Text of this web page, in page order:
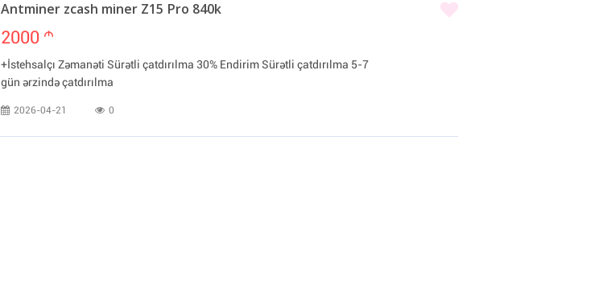
Antminer zcash miner Z15 Pro 840k
2000 m
+İstehsalçı Zəmanəti Sürətli çatdırılma 30% Endirim Sürətli çatdırılma 5-7
gün ərzində çatdırılma
2026-04-21 0